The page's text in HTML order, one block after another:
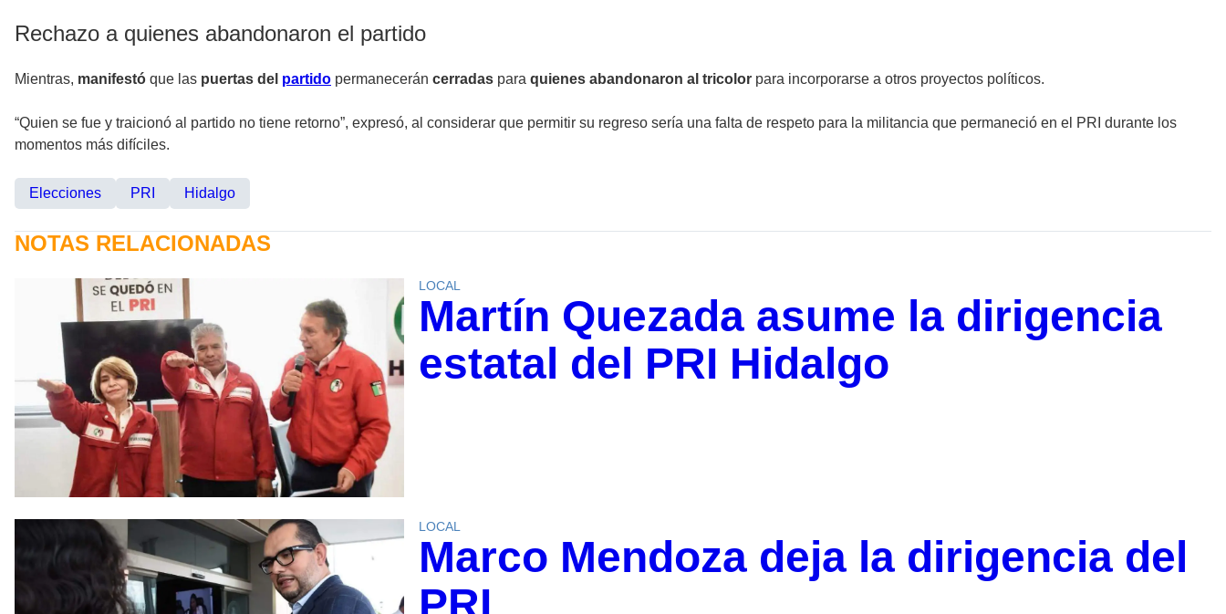
Rechazo a quienes abandonaron el partido
Mientras, manifestó que las puertas del partido permanecerán cerradas para quienes abandonaron al tricolor para incorporarse a otros proyectos políticos.
“Quien se fue y traicionó al partido no tiene retorno”, expresó, al considerar que permitir su regreso sería una falta de respeto para la militancia que permaneció en el PRI durante los
momentos más difíciles.
Elecciones PRI Hidalgo
NOTAS RELACIONADAS
LOCAL
Martín Quezada asume la dirigencia
estatal del PRI Hidalgo
LOCAL
Marco Mendoza deja la dirigencia del
PRI